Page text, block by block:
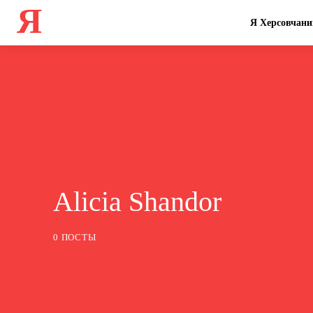
Я Я
Alicia Shandor
0 ПОСТЫ